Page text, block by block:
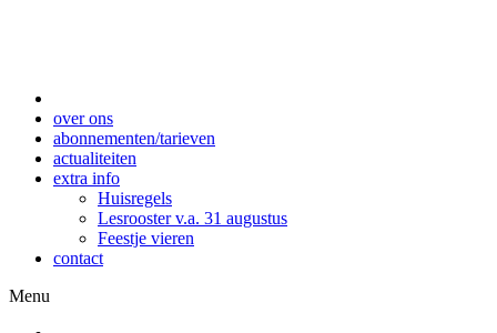
over ons
abonnementen/tarieven
actualiteiten
extra info
Huisregels
Lesrooster v.a. 31 augustus
Feestje vieren
contact
Menu